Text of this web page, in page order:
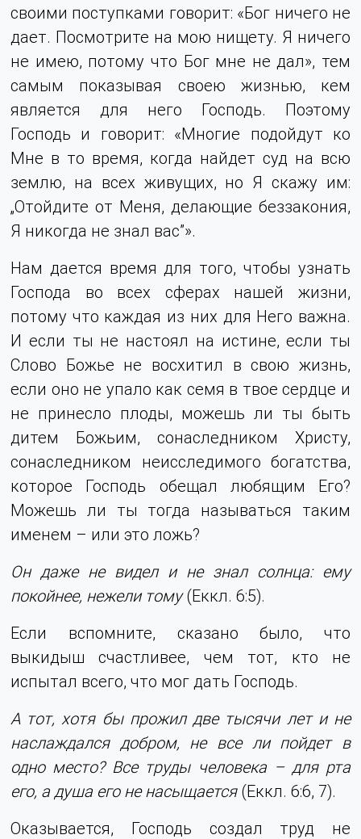
своими поступками говорит: «Бог ничего не
дает. Посмотрите на мою нищету. Я ничего
не имею, потому что Бог мне не дал», тем
самым показывая своею жизнью, кем
является для него Господь. Поэтому
Господь и говорит: «Многие подойдут ко
Мне в то время, когда найдет суд на всю
землю, на всех живущих, но Я скажу им:
„Отойдите от Меня, делающие беззакония,
Я никогда не знал вас”».
Нам дается время для того, чтобы узнать
Господа во всех сферах нашей жизни,
потому что каждая из них для Него важна.
И если ты не настоял на истине, если ты
Слово Божье не восхитил в свою жизнь,
если оно не упало как семя в твое сердце и
не принесло плоды, можешь ли ты быть
дитем Божьим, сонаследником Христу,
сонаследником неисследимого богатства,
которое Господь обещал любящим Его?
Можешь ли ты тогда называться таким
именем – или это ложь?
Он даже не видел и не знал солнца: ему
покойнее, нежели тому(Еккл. 6:5).
Если вспомните, сказано было, что
выкидыш счастливее, чем тот, кто не
испытал всего, что мог дать Господь.
А тот, хотя бы прожил две тысячи лет и не
наслаждался добром, не все ли пойдет в
одно место? Все труды человека – для рта
его, а душа его не насыщается (Еккл. 6:6, 7).
Оказывается, Господь создал труд не